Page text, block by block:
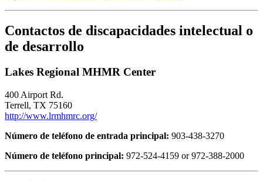
Contactos de discapacidades intelectual o
de desarrollo
Lakes Regional MHMR Center
400 Airport Rd.
Terrell, TX 75160
http://www.lrmhmrc.org/
Número de teléfono de entrada principal: 903-438-3270
Número de teléfono principal: 972-524-4159 or 972-388-2000